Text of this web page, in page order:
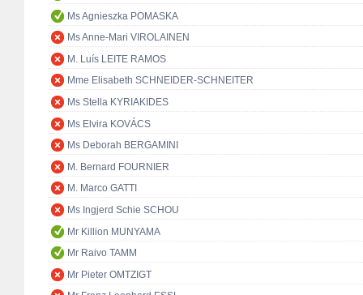
Ms Agnieszka POMASKA
Ms Anne-Mari VIROLAINEN
M. Luís LEITE RAMOS
Mme Elisabeth SCHNEIDER-SCHNEITER
Ms Stella KYRIAKIDES
Ms Elvira KOVÁCS
Ms Deborah BERGAMINI
M. Bernard FOURNIER
M. Marco GATTI
Ms Ingjerd Schie SCHOU
Mr Killion MUNYAMA
Mr Raivo TAMM
Mr Pieter OMTZIGT